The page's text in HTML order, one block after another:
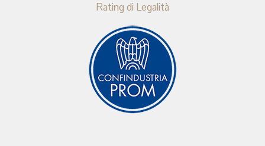
Rating di Legalità